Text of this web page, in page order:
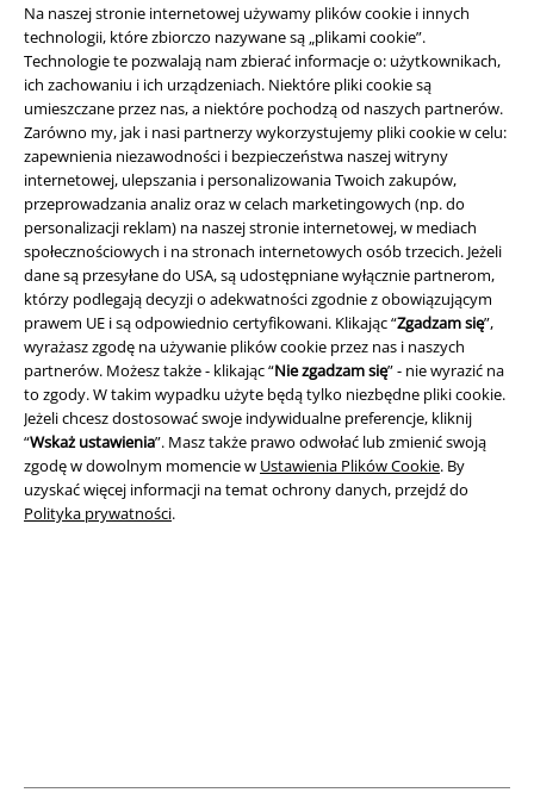
Na naszej stronie internetowej używamy plików cookie i innych
technologii, które zbiorczo nazywane są „plikami cookie”.
Technologie te pozwalają nam zbierać informacje o: użytkownikach,
ich zachowaniu i ich urządzeniach. Niektóre pliki cookie są
umieszczane przez nas, a niektóre pochodzą od naszych partnerów.
Zarówno my, jak i nasi partnerzy wykorzystujemy pliki cookie w celu:
zapewnienia niezawodności i bezpieczeństwa naszej witryny
internetowej, ulepszania i personalizowania Twoich zakupów,
przeprowadzania analiz oraz w celach marketingowych (np. do
personalizacji reklam) na naszej stronie internetowej, w mediach
społecznościowych i na stronach internetowych osób trzecich. Jeżeli
dane są przesyłane do USA, są udostępniane wyłącznie partnerom,
którzy podlegają decyzji o adekwatności zgodnie z obowiązującym
prawem UE i są odpowiednio certyfikowani. Klikając “Zgadzam się”,
wyrażasz zgodę na używanie plików cookie przez nas i naszych
partnerów. Możesz także - klikając “Nie zgadzam się” - nie wyrazić na
to zgody. W takim wypadku użyte będą tylko niezbędne pliki cookie.
Jeżeli chcesz dostosować swoje indywidualne preferencje, kliknij
“Wskaż ustawienia”. Masz także prawo odwołać lub zmienić swoją
zgodę w dowolnym momencie w Ustawienia Plików Cookie. By
uzyskać więcej informacji na temat ochrony danych, przejdź do
Polityka prywatności.
Informacje prawne
Regulamin
Dane firmy
Polityka prywatności
Unieszkodliwianie odpadów i ochrona środowiska
Wszystkie ceny zawierają podatek VAT. Nie zawierająkosztów